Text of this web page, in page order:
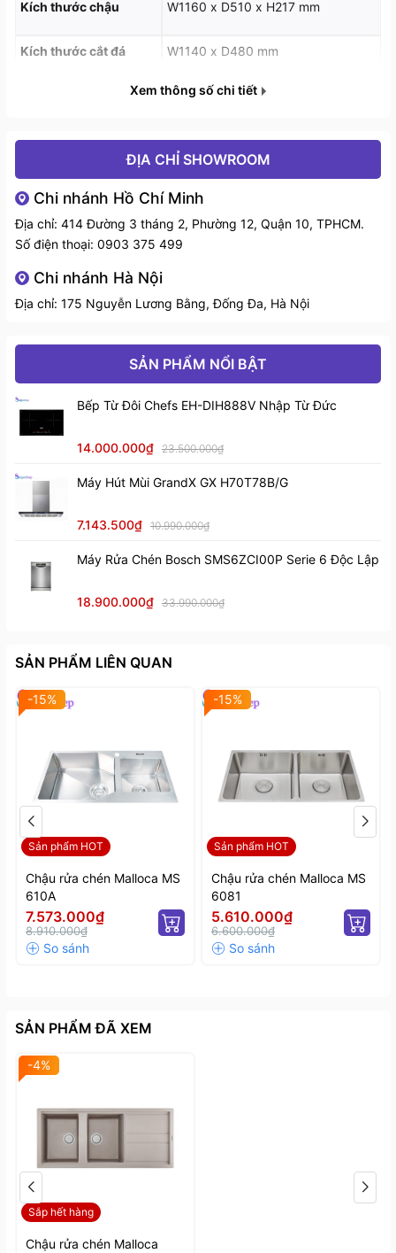
Kích thước chậu W1160 x D510 x H217 mm
Kích thước cắt đá W1140 x D480 mm
3 năm chính hãng
Xem thông số chi tiết
ĐỊA CHỈ SHOWROOM
Chi nhánh Hồ Chí Minh
Địa chỉ: 414 Đường 3 tháng 2, Phường 12, Quận 10, TPHCM.
Số điện thoại: 0903 375 499
Chi nhánh Hà Nội
Địa chỉ: 175 Nguyễn Lương Bằng, Đống Đa, Hà Nội
SẢN PHẨM NỔI BẬT
Bếp Từ Đôi Chefs EH-DIH888V Nhập Từ Đức
14.000.000₫ 23.500.000₫
Máy Hút Mùi GrandX GX H70T78B/G
7.143.500₫ 10.990.000₫
Máy Rửa Chén Bosch SMS6ZCI00P Serie 6 Độc Lập
18.900.000₫ 33.990.000₫
SẢN PHẨM LIÊN QUAN
Sản phẩm HOT
-15%
Chậu rửa chén Malloca MS
610A
7.573.000₫
8.910.000₫
Sản phẩm HOT
-15%
Chậu rửa chén Malloca MS
6081
5.610.000₫
6.600.000₫
SẢN PHẨM ĐÃ XEM
Sắp hết hàng
-4%
Chậu rửa chén Malloca